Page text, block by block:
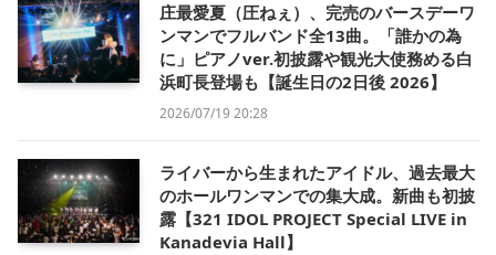
庄最愛夏（圧ねぇ）、完売のバースデーワ
ンマンでフルバンド全13曲。「誰かの為
に」ピアノver.初披露や観光大使務める白
浜町長登場も【誕生日の2日後 2026】
2026/07/19 20:28
ライバーから生まれたアイドル、過去最大
のホールワンマンでの集大成。新曲も初披
露【321 IDOL PROJECT Special LIVE in
Kanadevia Hall】